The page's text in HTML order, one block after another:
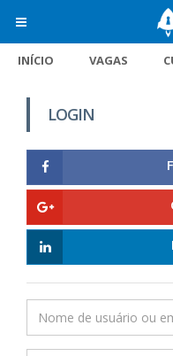
INÍCIO VAGAS
LOGIN